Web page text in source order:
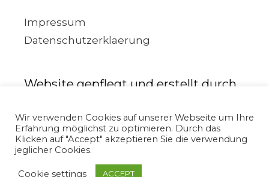
Impressum
Datenschutzerklaerung
Website gepflegt und erstellt durch
Wir verwenden Cookies auf unserer Webseite um Ihre
Erfahrung möglichst zu optimieren. Durch das
Klicken auf "Accept" akzeptieren Sie die verwendung
jeglicher Cookies.
Cookie settings ACCEPT